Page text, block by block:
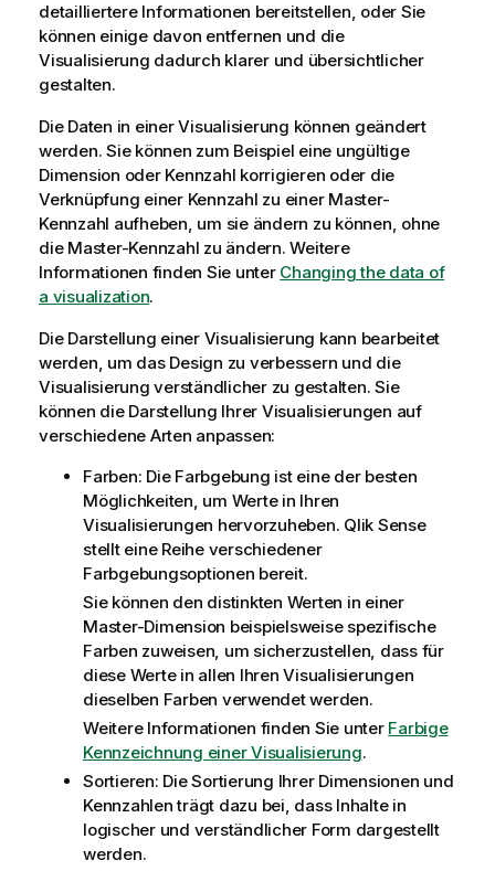
detailliertere Informationen bereitstellen, oder Sie
können einige davon entfernen und die
Visualisierung dadurch klarer und übersichtlicher
gestalten.
Die Daten in einer Visualisierung können geändert
werden. Sie können zum Beispiel eine ungültige
Dimension oder Kennzahl korrigieren oder die
Verknüpfung einer Kennzahl zu einer Master-
Kennzahl aufheben, um sie ändern zu können, ohne
die Master-Kennzahl zu ändern. Weitere
Informationen finden Sie unter Changing the data of
a visualization.
Die Darstellung einer Visualisierung kann bearbeitet
werden, um das Design zu verbessern und die
Visualisierung verständlicher zu gestalten. Sie
können die Darstellung Ihrer Visualisierungen auf
verschiedene Arten anpassen:
Farben: Die Farbgebung ist eine der besten
Möglichkeiten, um Werte in Ihren
Visualisierungen hervorzuheben. Qlik Sense
stellt eine Reihe verschiedener
Farbgebungsoptionen bereit.
Sie können den distinkten Werten in einer
Master-Dimension beispielsweise spezifische
Farben zuweisen, um sicherzustellen, dass für
diese Werte in allen Ihren Visualisierungen
dieselben Farben verwendet werden.
Weitere Informationen finden Sie unter Farbige
Kennzeichnung einer Visualisierung.
Sortieren: Die Sortierung Ihrer Dimensionen und
Kennzahlen trägt dazu bei, dass Inhalte in
logischer und verständlicher Form dargestellt
werden.